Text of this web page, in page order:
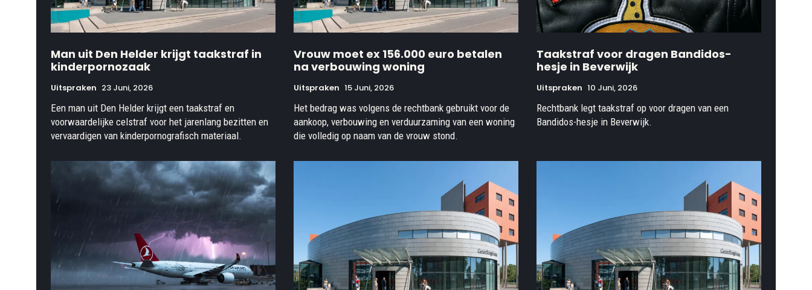
Man uit Den Helder krijgt taakstraf in
kinderpornozaak
Uitspraken 23 Juni, 2026
Een man uit Den Helder krijgt een taakstraf en
voorwaardelijke celstraf voor het jarenlang bezitten en
vervaardigen van kinderpornografisch materiaal.
Vrouw moet ex 156.000 euro betalen
na verbouwing woning
Uitspraken 15 Juni, 2026
Het bedrag was volgens de rechtbank gebruikt voor de
aankoop, verbouwing en verduurzaming van een woning
die volledig op naam van de vrouw stond.
Taakstraf voor dragen Bandidos-
hesje in Beverwijk
Uitspraken 10 Juni, 2026
Rechtbank legt taakstraf op voor dragen van een
Bandidos-hesje in Beverwijk.